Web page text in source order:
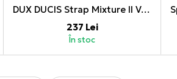
DUX DUCIS Strap Mixture II Version Apple Watch 38MM/40MM/41MM, Rainbow
237 Lei
În stoc